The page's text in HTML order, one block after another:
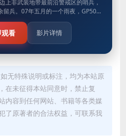
上非武装地带最前沿警戒区的哨兵，
留兵。07年五月的一个雨夜，GP506
部被一名士兵所杀，由于506的队长
儿…
看 影片详情
无特殊说明或标注，均为本站原
在未征得本站同意时，禁止复
内容到任何网站、书籍等各类媒
了原著者的合法权益，可联系我